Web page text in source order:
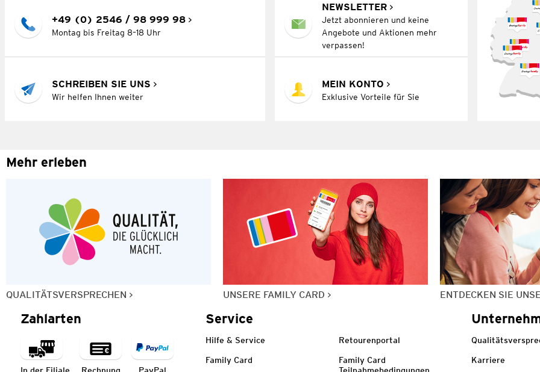
+49 (0) 2546 / 98 999 98
Montag bis Freitag 8–18 Uhr
SCHREIBEN SIE UNS
Wir helfen Ihnen weiter
NEWSLETTER
Jetzt abonnieren und keine
Angebote und Aktionen mehr
verpassen!
MEIN KONTO
Exklusive Vorteile für Sie
Mehr erleben
QUALITÄTSVERSPRECHEN UNSERE FAMILY CARD ENTDECKEN SIE
Zahlarten Service
Hilfe & Service Retourenportal
Family Card
Family Card
Karriere